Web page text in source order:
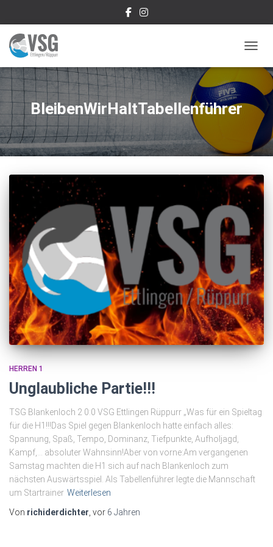
BleibenWirHaltTabellenführer
HERREN 1
Unglaubliche Partie!!!
TSG Blankenloch 2 0:0 VSG Ettlingen Rüppurr „Was für ein Spieltag
für die H1!!!Das Spiel gegen Blankenloch hatte einfach alles:
Spannung, Spaß, Tempo, Dominanz, Tiefpunkte, Aufholjagd,
Kampf,… absoluter Wahnsinn!Aber von vorne:Am vergangenen
Samstag machten die H1 sich auf nach Blankenloch zum
nächsten Auswärtsspiel. Als Tabellenführer legte die Mannschaft
um Startrainer Weiterlesen
Von richiderdichter , vor 6 Jahren